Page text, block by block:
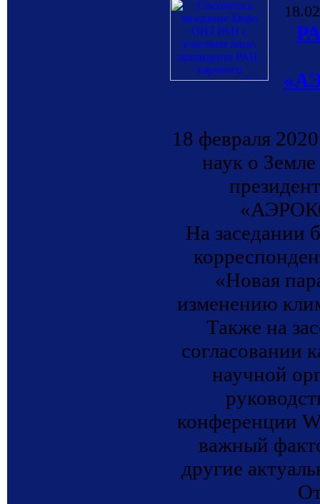
18 февраля
наук о
На заседании
«Новая
изменению
Также на
согласовании
научной
конференции
важный
другие